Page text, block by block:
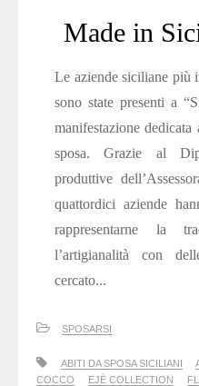
Made in
Le aziende siciliane più
sono state presenti a
manifestazione
sposa. Grazie al
produttive
quattordici aziende
rappresentarne la
l’artigianalità con
cercato...
SPOSARSI
ABITI DA SPOSA SICILIANI
COCCO
EJÈ COLLECTION